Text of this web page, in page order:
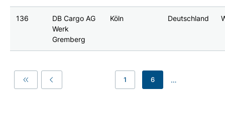
136
DB Cargo AG
Werk
Gremberg
Köln Deutschland
First Previous
1 6 …